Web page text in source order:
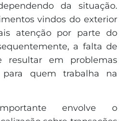
da situação.
vindos do exterior
atenção por parte do
a falta de
resultar em problemas
para quem trabalha na
envolve o